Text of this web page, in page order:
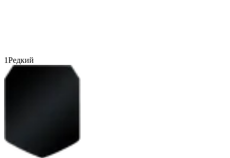
1Редкий